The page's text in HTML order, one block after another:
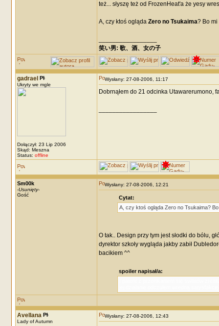
też... słyszę też od FrozenHeat'a że yesy
A, czy ktoś ogląda Zero no Tsukaima? Bo mi
笑い男: 歌、酒、女の子 DRM:
gadrael
Ukryty we mgle
Dołączył: 23 Lip 2006
Skąd: Meszna
Status: offline
Wysłany: 27-08-2006, 11:17
Dobrnąłem do 21 odcinka Utawarerumono,
Sm00k
-Usunięty-
Gość
Wysłany: 27-08-2006, 12:21
Cytat:
A, czy ktoś ogląda Zero no Tsukaima?
O tak.. Design przy tym jest słodki do bólu,
dyrektor szkoły wygląda jakby zabił
bacikiem ^^
spoiler napisał/a:
Avellana
Lady of Autumn
Wysłany: 27-08-2006, 12:43